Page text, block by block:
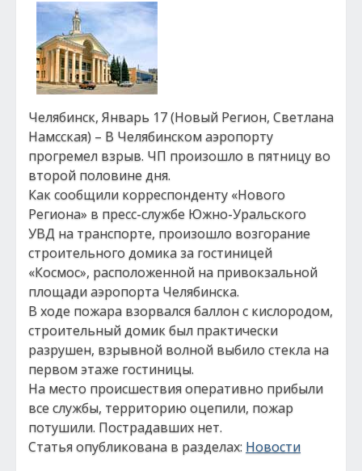
Челябинск, Январь 17 (Новый Регион, Светлана
Намсская) – В Челябинском аэропорту
прогремел взрыв. ЧП произошло в пятницу во
второй половине дня.
Как сообщили корреспонденту «Нового
Региона» в пресс-службе Южно-Уральского
УВД на транспорте, произошло возгорание
строительного домика за гостиницей
«Космос», расположенной на привокзальной
площади аэропорта Челябинска.
В ходе пожара взорвался баллон с кислородом,
строительный домик был практически
разрушен, взрывной волной выбило стекла на
первом этаже гостиницы.
На место происшествия оперативно прибыли
все службы, территорию оцепили, пожар
потушили. Пострадавших нет.
Статья опубликована в разделах: Новости